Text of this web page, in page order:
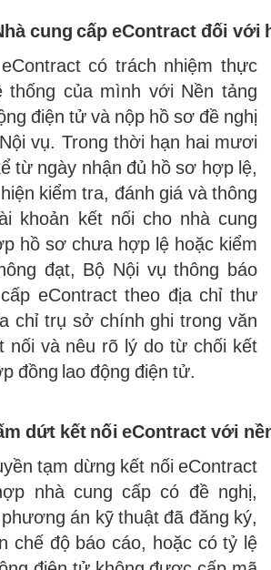
cung cấp eContract đối
có trách nhiệm thực
thống của mình với Nền tảng
điện tử và nộp hồ sơ đề nghị
vụ. Trong thời hạn hai mươi
từ ngày nhận đủ hồ sơ hợp lệ,
kiểm tra, đánh giá và thông
khoản kết nối cho nhà cung
hồ sơ chưa hợp lệ hoặc kiểm
đạt, Bộ Nội vụ thông báo
eContract theo địa chỉ thư
chỉ trụ sở chính ghi trong văn
nối và nêu rõ lý do từ chối kết
đồng lao động điện tử.
dứt kết nối eContract với
tạm dừng kết nối eContract
nhà cung cấp có đề nghị,
án kỹ thuật đã đăng ký,
chế độ báo cáo, hoặc có tỷ lệ